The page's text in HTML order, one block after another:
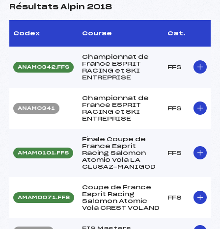
Résultats Alpin 2018
Codex Course Cat.
ANAM0342.FFS
Championnat de
France ESPRIT
RACING et SKI
ENTREPRISE
FFS
ANAM0341
Championnat de
France ESPRIT
RACING et SKI
ENTREPRISE
FFS
AMAM0101.FFS
Finale Coupe de
France Esprit
Racing Salomon
Atomic Vola LA
CLUSAZ-MANIGOD
FFS
AMAM0071.FFS
Coupe de France
Esprit Racing
Salomon Atomic
Vola CREST VOLAND
FFS